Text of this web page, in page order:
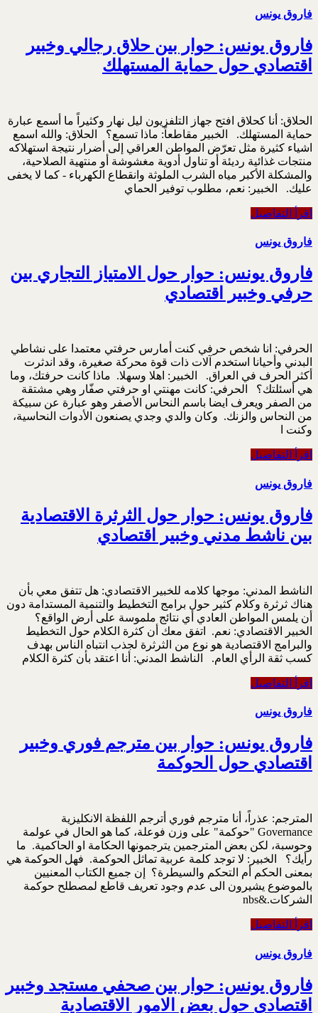
فاروق يونس
فاروق يونس: حوار بين حلاق رجالي وخبير
اقتصادي حول حماية المستهلك
الحلاق: أنا كحلاق افتح جهاز التلفزيون ليل نهار وكثيراً ما أسمع عبارة
حماية المستهلك. الخبير مقاطعاً: ماذا تسمع؟ الحلاق: والله اسمع
اشياء كثيرة مثل تعرّض المواطن العراقي إلى أضرار نتيجة استهلاكه
منتجات غذائية رديئة أو تناول أدوية مغشوشة أو منتهية الصلاحية،
والمشكلة الأكبر مياه الشرب الملوثة وانقطاع الكهرباء - كما لا يخفى
عليك. الخبير: نعم، مطلوب توفير الحماي
اقرأ التفاصيل
فاروق يونس
فاروق يونس: حوار حول الامتياز التجاري بين
حرفي وخبير اقتصادي
الحرفي: انا شخص حرفي كنت أمارس حرفتي معتمدا على نشاطي
البدني وأحيانا استخدم آلات ذات قوة محركة صغيرة، وقد اندثرت
أكثر الحرف في العراق. الخبير: اهلا وسهلا. ماذا كانت حرفتك، وما
هي أسئلتك؟ الحرفي: كانت مهنتي او حرفتي صفّار وهي مشتقة
من الصفر ويعرف ايضا باسم النحاس الأصفر وهو عبارة عن سبيكة
من النحاس والزنك. وكان والدي وجدي يصنعون الأدوات النحاسية،
وكنت ا
اقرأ التفاصيل
فاروق يونس
فاروق يونس: حوار حول الثرثرة الاقتصادية
بين ناشط مدني وخبير اقتصادي
الناشط المدني: موجها كلامه للخبير الاقتصادي: هل تتفق معي بأن
هناك ثرثرة وكلام كثير حول برامج التخطيط والتنمية المستدامة دون
أن يلمس المواطن العادي أي نتائج ملموسة على أرض الواقع؟
الخبير الاقتصادي: نعم. اتفق معك أن كثرة الكلام حول التخطيط
والبرامج الاقتصادية هو نوع من الثرثرة لجذب انتباه الناس بهدف
كسب ثقة الرأي العام. الناشط المدني: أنا اعتقد بأن كثرة الكلام
اقرأ التفاصيل
فاروق يونس
فاروق يونس: حوار بين مترجم فوري وخبير
اقتصادي حول الحوكمة
المترجم: عذراً، أنا مترجم فوري أترجم اللفظة الانكليزية
Governance "حوكمة" على وزن فوعلة، كما هو الحال في عولمة
وحوسبة، لكن بعض المترجمين يترجمونها الحكامة او الحاكمية. ما
رأيك؟ الخبير: لا توجد كلمة عربية تماثل الحوكمة. فهل الحوكمة هي
بمعنى الحكم أم التحكم والسيطرة؟ إن جميع الكتاب المعنيين
بالموضوع يشيرون الى عدم وجود تعريف قاطع لمصطلح حوكمة
الشركات.&nbs
اقرأ التفاصيل
فاروق يونس
فاروق يونس: حوار بين صحفي مستجد وخبير
اقتصادي حول بعض الامور الاقتصادية